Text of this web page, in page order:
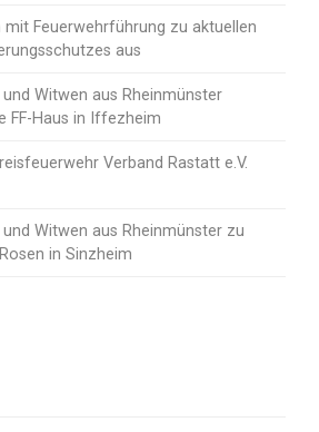
Feuerwehrführung zu aktuellen
aus
Witwen aus Rheinmünster
FF-Haus in Iffezheim
Verband Rastatt e.V.
Witwen aus Rheinmünster zu
in Sinzheim